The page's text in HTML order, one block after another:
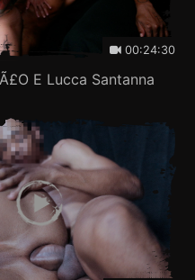
00:24:30
E Lucca Santanna